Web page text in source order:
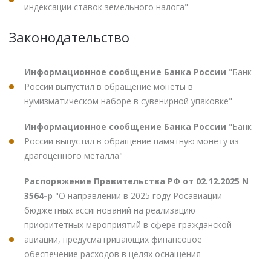
индексации ставок земельного налога"
Законодательство
Информационное сообщение Банка России "Банк
России выпустил в обращение монеты в
нумизматическом наборе в сувенирной упаковке"
Информационное сообщение Банка России "Банк
России выпустил в обращение памятную монету из
драгоценного металла"
Распоряжение Правительства РФ от 02.12.2025 N
3564-р "О направлении в 2025 году Росавиации
бюджетных ассигнований на реализацию
приоритетных мероприятий в сфере гражданской
авиации, предусматривающих финансовое
обеспечение расходов в целях оснащения